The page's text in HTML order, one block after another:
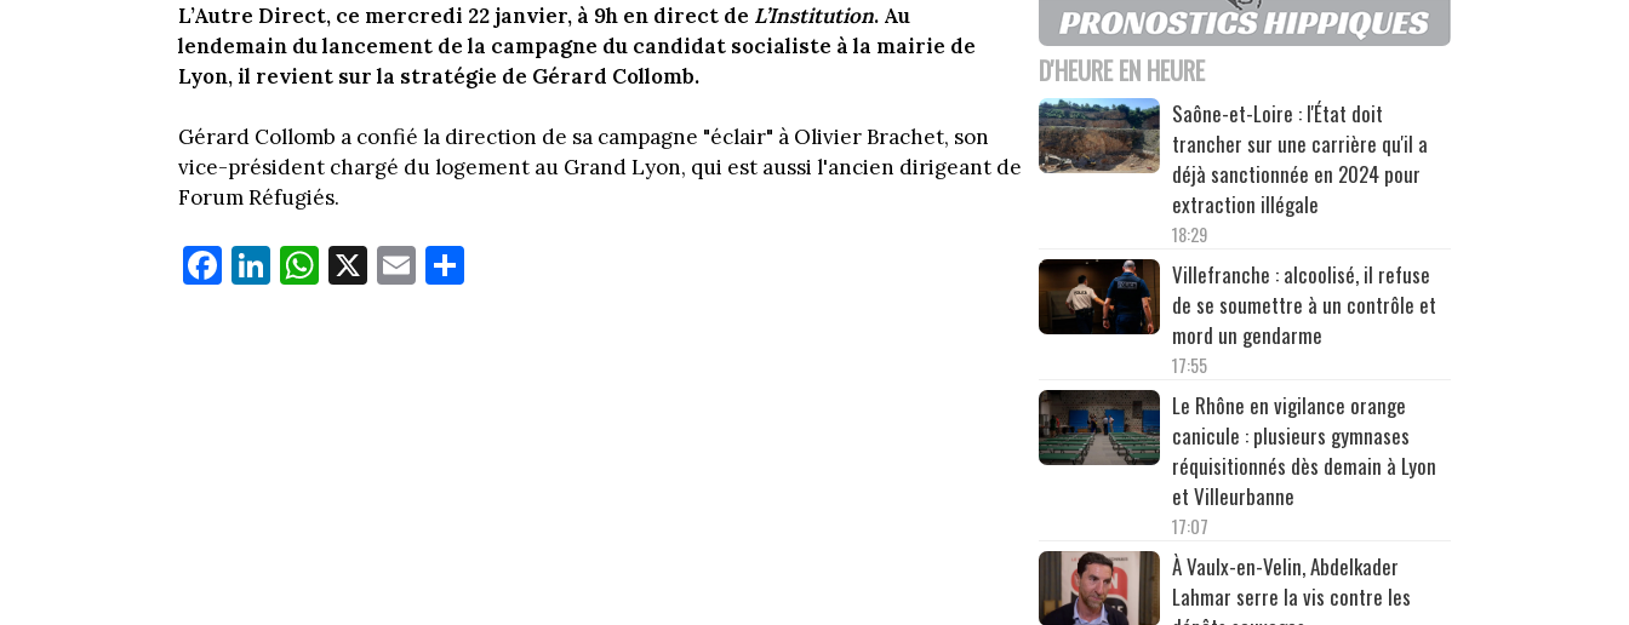
L’Autre Direct, ce mercredi 22 janvier, à 9h en direct de L’Institution. Au
lendemain du lancement de la campagne du candidat socialiste à la mairie de
Lyon, il revient sur la stratégie de Gérard Collomb.
Gérard Collomb a confié la direction de sa campagne "éclair" à Olivier Brachet, son
vice-président chargé du logement au Grand Lyon, qui est aussi l'ancien dirigeant de
Forum Réfugiés.
Fa
ce
Li
nk
W
ha
X E
m
D'HEURE EN HEURE
Saône-et-Loire : l'État doit
trancher sur une carrière qu'il a
déjà sanctionnée en 2024 pour
extraction illégale
18:29
Villefranche : alcoolisé, il refuse
de se soumettre à un contrôle et
mord un gendarme
17:55
Le Rhône en vigilance orange
canicule : plusieurs gymnases
réquisitionnés dès demain à Lyon
et Villeurbanne
17:07
À Vaulx-en-Velin, Abdelkader
Lahmar serre la vis contre les